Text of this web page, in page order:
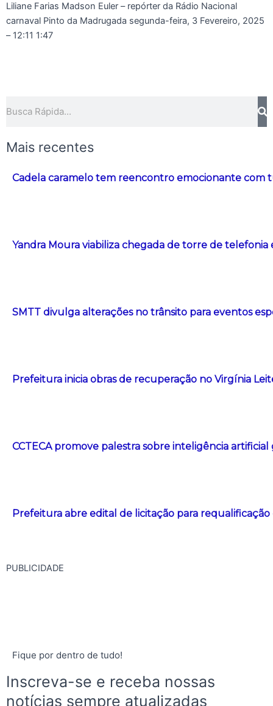
Liliane Farias Madson Euler – repórter da Rádio Nacional
carnaval Pinto da Madrugada segunda-feira, 3 Fevereiro, 2025
– 12:11 1:47
Mais recentes
Cadela caramelo tem reencontro emocionante com
Yandra Moura viabiliza chegada de torre de telefonia
SMTT divulga alterações no trânsito para eventos
Prefeitura inicia obras de recuperação no Virgínia
CCTECA promove palestra sobre inteligência
Prefeitura abre edital de licitação para
PUBLICIDADE
Fique por dentro de tudo!
Inscreva-se e receba nossas
notícias sempre atualizadas